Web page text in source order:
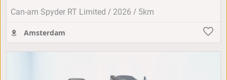
Can-am Spyder RT Limited / 2026 / 5km
Amsterdam